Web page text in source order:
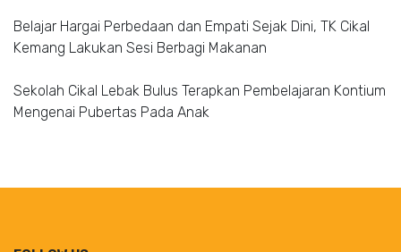
Belajar Hargai Perbedaan dan Empati Sejak Dini, TK Cikal
Kemang Lakukan Sesi Berbagi Makanan
Sekolah Cikal Lebak Bulus Terapkan Pembelajaran Kontium
Mengenai Pubertas Pada Anak